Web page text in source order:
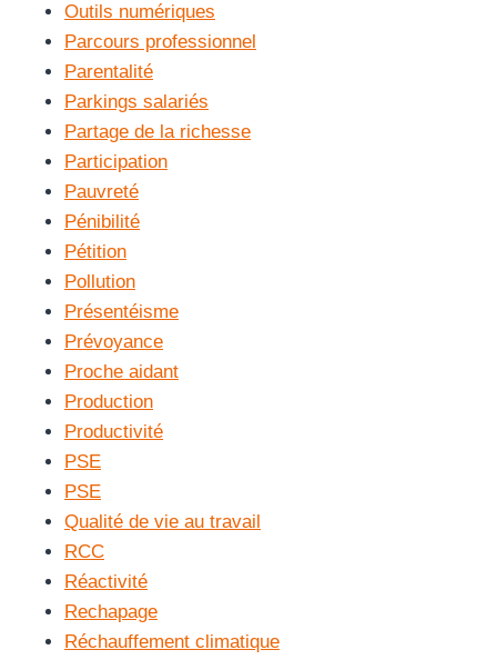
Outils numériques
Parcours professionnel
Parentalité
Parkings salariés
Partage de la richesse
Participation
Pauvreté
Pénibilité
Pétition
Pollution
Présentéisme
Prévoyance
Proche aidant
Production
Productivité
PSE
PSE
Qualité de vie au travail
RCC
Réactivité
Rechapage
Réchauffement climatique